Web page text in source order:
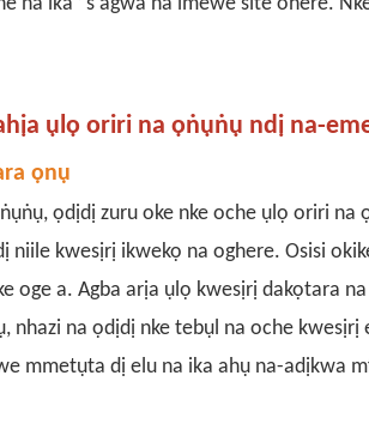
ụlọ oriri na ọṅụṅụ ndị na-
ọnụ
ọdịdị zuru oke nke oche ụlọ oriri na
niile kwesịrị ikwekọ na oghere. Osisi
oge a. Agba arịa ụlọ kwesịrị dakọtara
nhazi na ọdịdị nke tebụl na oche
mmetụta dị elu na ika ahụ na-adịkwa